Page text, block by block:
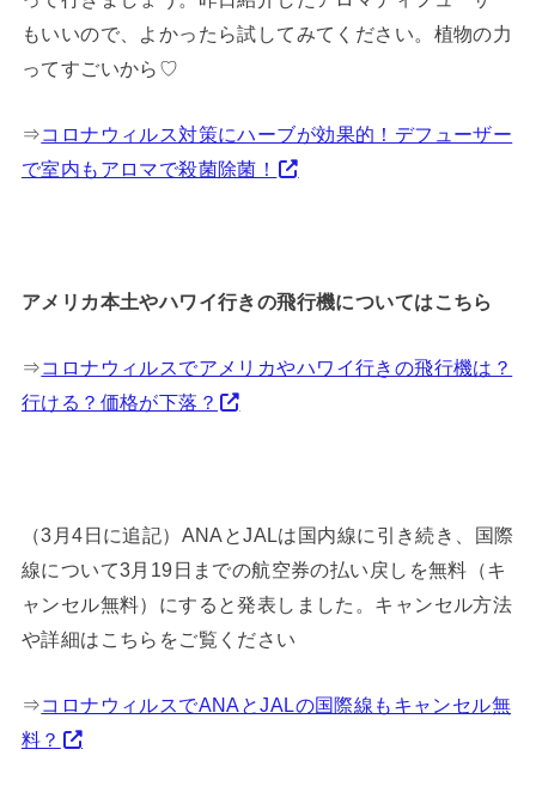
もいいので、よかったら試してみてください。植物の力
ってすごいから♡
⇒コロナウィルス対策にハーブが効果的！デフューザー
で室内もアロマで殺菌除菌！
アメリカ本土やハワイ行きの飛行機についてはこちら
⇒コロナウィルスでアメリカやハワイ行きの飛行機は？
行ける？価格が下落？
（3月4日に追記）ANAとJALは国内線に引き続き、国際
線について3月19日までの航空券の払い戻しを無料（キ
ャンセル無料）にすると発表しました。キャンセル方法
や詳細はこちらをご覧ください
⇒コロナウィルスでANAとJALの国際線もキャンセル無
料？